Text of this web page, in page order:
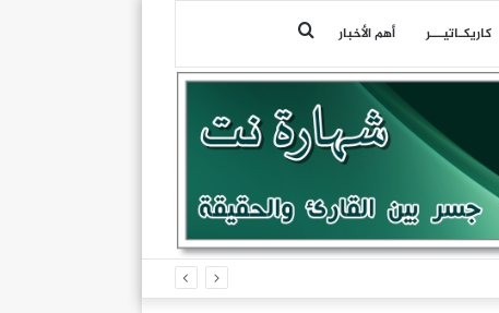
كاريكـاتيـــر أهم الأخبار بحث